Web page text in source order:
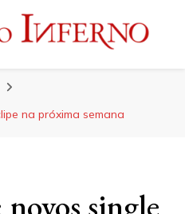
na próxima semana